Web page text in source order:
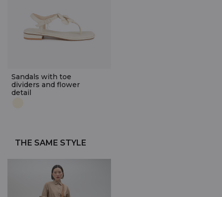
Sandals with toe
dividers and flower
detail
THE SAME STYLE